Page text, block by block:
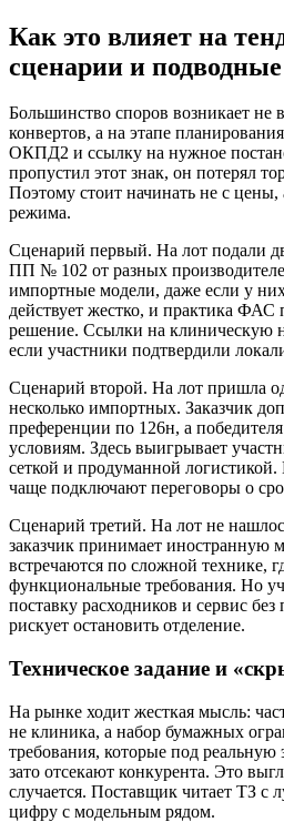
Как это влияет на
сценарии и
Большинство споров возникает не
конвертов, а на этапе
ОКПД2 и ссылку на нужное
пропустил этот знак, он потерял
Поэтому стоит начинать не с цены,
режима.
Сценарий первый. На лот подали
ПП № 102 от разных
импортные модели, даже если у
действует жестко, и практика ФАС
решение. Ссылки на клиническую
если участники подтвердили
Сценарий второй. На лот пришла
несколько импортных. Заказчик
преференции по 126н, а
условиям. Здесь выигрывает
сеткой и продуманной логистикой.
чаще подключают переговоры о
Сценарий третий. На лот не
заказчик принимает иностранную
встречаются по сложной технике,
функциональные требования. Но
поставку расходников и сервис
рискует остановить отделение.
Техническое задание и
На рынке ходит жесткая мысль:
не клиника, а набор бумажных
требования, которые под реальную
зато отсекают конкурента. Это
случается. Поставщик читает ТЗ с
цифру с модельным рядом.